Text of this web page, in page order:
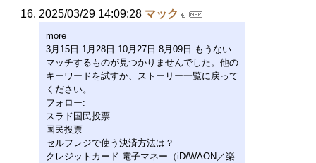
2025/03/29 14:09:28 マック
more
3月15日 1月28日 10月27日 8月09日 もうない
マッチするものが見つかりませんでした。他の
キーワードを試すか、ストーリー一覧に戻って
ください。
フォロー:
スラド国民投票
国民投票
セルフレジで使う決済方法は？
クレジットカード 電子マネー（iD/WAON／楽